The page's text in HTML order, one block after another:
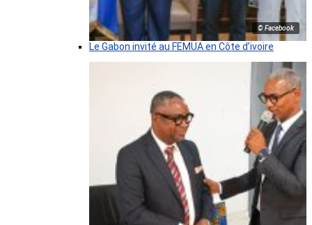
© Facebook
Le Gabon invité au FEMUA en Côte d’ivoire